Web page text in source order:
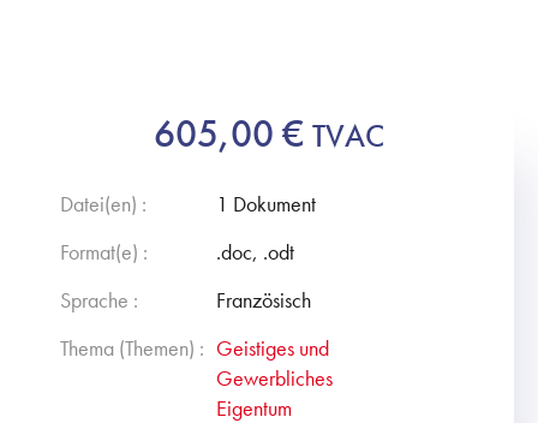
605,00€ TVAC
Datei(en) :
1 Dokument
Format(e) :
.doc, .odt
Sprache :
Französisch
Thema (Themen) : Geistiges und
Gewerbliches
Eigentum